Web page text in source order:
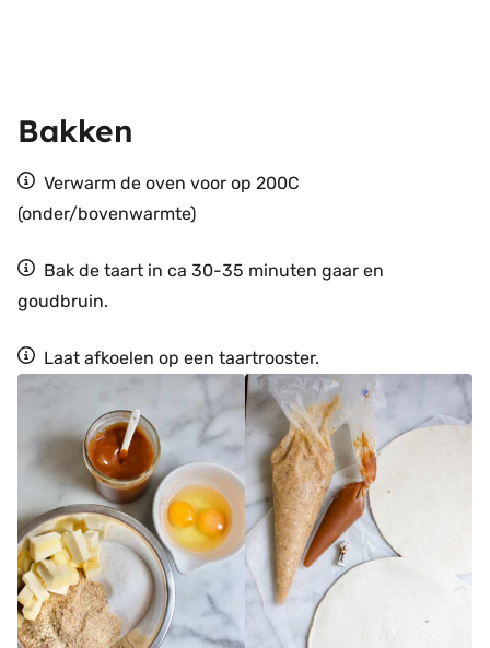
Bakken
Verwarm de oven voor op 200C
(onder/bovenwarmte)
Bak de taart in ca 30-35 minuten gaar en
goudbruin.
Laat afkoelen op een taartrooster.